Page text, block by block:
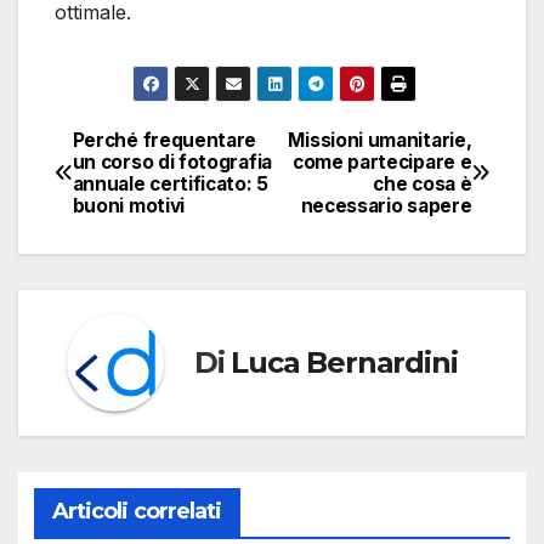
ottimale.
Navigazione
articoli
Missioni umanitarie,
come partecipare e
che cosa è
necessario sapere
Perché frequentare
un corso di fotografia
annuale certificato: 5
buoni motivi
Di Luca Bernardini
Articoli correlati